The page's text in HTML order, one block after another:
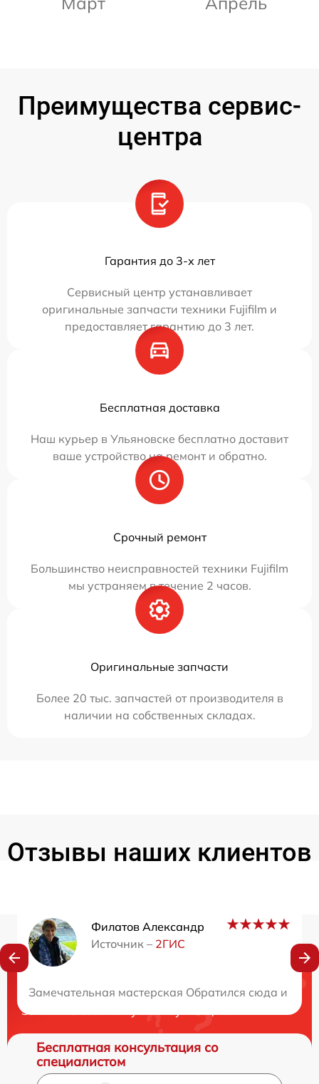
Преимущества сервис-
центра
Гарантия до 3-х лет
Сервисный центр устанавливает
оригинальные запчасти техники Fujifilm и
предоставляет гарантию до 3 лет.
Бесплатная доставка
Наш курьер в Ульяновске бесплатно доставит
ваше устройство на ремонт и обратно.
Срочный ремонт
Большинство неисправностей техники Fujifilm
мы устраняем в течение 2 часов.
Оригинальные запчасти
Более 20 тыс. запчастей от производителя в
наличии на собственных складах.
Отзывы наших клиентов
Филатов Александр
Источник – 2ГИС
Замечательная мастерская Обратился сюда и
Нужна консультация?
Закажите бесплатную консультацию
Бесплатная консультация со
специалистом